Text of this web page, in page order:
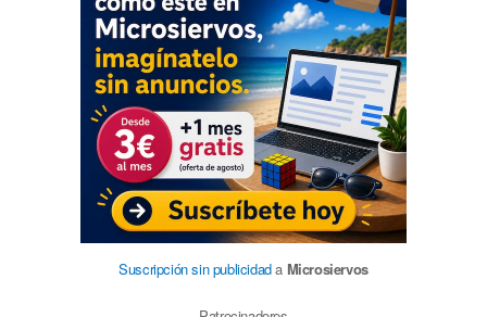
Suscripción sin publicidada Microsiervos